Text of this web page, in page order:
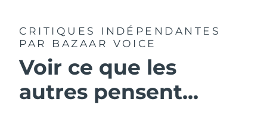
CRITIQUES INDÉPENDANTES
PAR BAZAAR VOICE
Voir ce que les
autres pensent...